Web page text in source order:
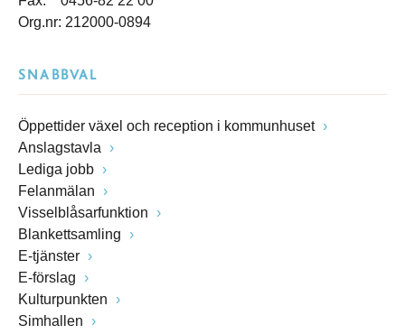
Org.nr: 212000-0894
SNABBVAL
Öppettider växel och reception i kommunhuset
Anslagstavla
Lediga jobb
Felanmälan
Visselblåsarfunktion
Blankettsamling
E-tjänster
E-förslag
Kulturpunkten
Simhallen